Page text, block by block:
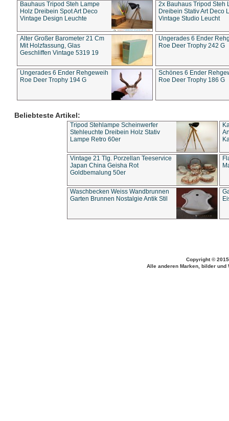
Bauhaus Tripod Steh Lampe
Holz Dreibein Spot Art Deco
Vintage Design Leuchte
2x Bauhaus Tripod Steh
Dreibein Stativ Art Deco
Vintage Studio Leucht
Alter Großer Barometer 21 Cm
Mit Holzfassung, Glas
Geschliffen Vintage 5319 19
Ungerades 6 Ender
Roe Deer Trophy 242 G
Ungerades 6 Ender Rehgeweih
Roe Deer Trophy 194 G
Schönes 6 Ender
Roe Deer Trophy 186 G
Beliebteste Artikel:
Tripod Stehlampe Scheinwerfer
Stehleuchte Dreibein Holz Stativ
Lampe Retro 60er
Vintage 21 Tlg. Porzellan Teeservice
Japan China Geisha Rot
Goldbemalung 50er
Waschbecken Weiss Wandbrunnen
Garten Brunnen Nostalgie Antik Stil
Copyright ©
Alle anderen Marken, bilder und